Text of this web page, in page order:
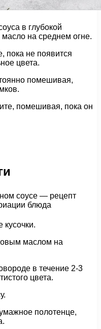
в глубокой
на среднем огне.
пока не появится
цвета.
помешивая,
помешивая, пока он
маслом на
в течение 2-3
цвета.
полотенце,